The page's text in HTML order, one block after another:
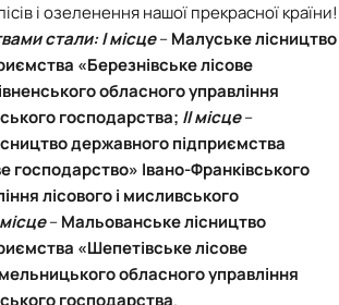
і озеленення нашої прекрасної країни!
стали: І місце–Малуське лісництво
«Березнівське лісове
обласного управління
господарства; ІІ місце–
державного підприємства
господарство» Івано-Франківського
лісового і мисливського
місце–Мальованське лісництво
«Шепетівське лісове
обласного управління
господарства.